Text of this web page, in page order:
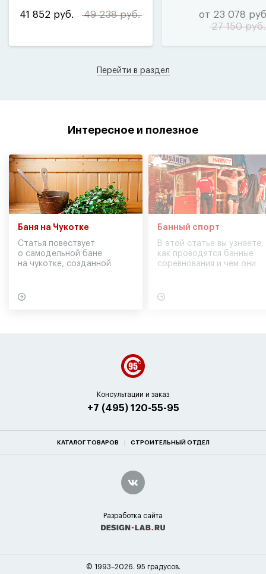
41 852 руб. 49 238 руб.
от 23 078
27 150 руб.
Перейти в раздел
Интересное и полезное
Баня на Чукотке
Статья повествует
о самодельной бане
на чукотке, созданной
Банный спорт
В этой статье вы узнаете,
как проводятся банные
соревнования и чем они
Консультации и заказ
+7 (495) 120-55-95
КАТАЛОГ ТОВАРОВ СТРОИТЕЛЬНЫЙ ОТДЕЛ
Разработка сайта
© 1993–2026. 95 градусов.